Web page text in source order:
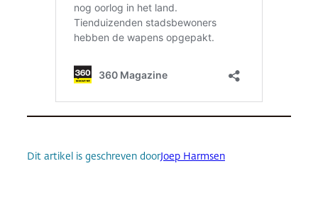
Dit artikel is geschreven doorJoep Harmsen